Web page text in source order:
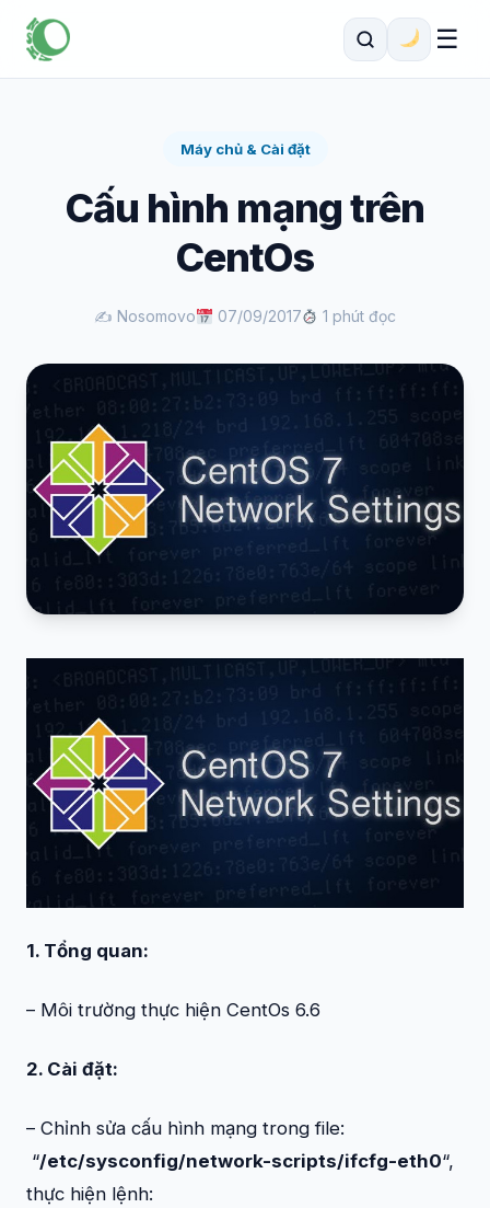
☰
Máy chủ & Cài đặt
Cấu hình mạng trên
CentOs
✍️ Nosomovo 07/09/2017 1 phút đọc
1. Tổng quan:
– Môi trường thực hiện CentOs 6.6
2. Cài đặt:
– Chỉnh sửa cấu hình mạng trong file:
“/etc/sysconfig/network-scripts/ifcfg-eth0“,
thực hiện lệnh: